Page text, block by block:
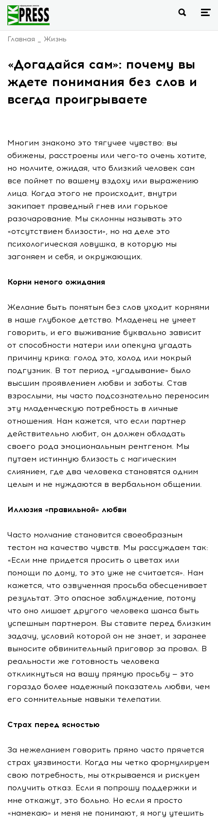
Главная Жизнь
«Догадайся сам»: почему вы
ждете понимания без слов и
всегда проигрываете
Многим знакомо это тягучее чувство: вы
обижены, расстроены или чего-то очень хотите,
но молчите, ожидая, что близкий человек сам
все поймет по вашему вздоху или выражению
лица. Когда этого не происходит, внутри
закипает праведный гнев или горькое
разочарование. Мы склонны называть это
«отсутствием близости», но на деле это
психологическая ловушка, в которую мы
загоняем и себя, и окружающих.
Корни немого ожидания
Желание быть понятым без слов уходит корнями
в наше глубокое детство. Младенец не умеет
говорить, и его выживание буквально зависит
от способности матери или опекуна угадать
причину крика: голод это, холод или мокрый
подгузник. В тот период «угадывание» было
высшим проявлением любви и заботы. Став
взрослыми, мы часто подсознательно переносим
эту младенческую потребность в личные
отношения. Нам кажется, что если партнер
действительно любит, он должен обладать
своего рода эмоциональным рентгеном. Мы
путаем истинную близость с магическим
слиянием, где два человека становятся одним
целым и не нуждаются в вербальном общении.
Иллюзия «правильной» любви
Часто молчание становится своеобразным
тестом на качество чувств. Мы рассуждаем так:
«Если мне придется просить о цветах или
помощи по дому, то это уже не считается». Нам
кажется, что озвученная просьба обесценивает
результат. Это опасное заблуждение, потому
что оно лишает другого человека шанса быть
успешным партнером. Вы ставите перед близким
задачу, условий которой он не знает, и заранее
выносите обвинительный приговор за провал. В
реальности же готовность человека
откликнуться на вашу прямую просьбу — это
гораздо более надежный показатель любви, чем
его сомнительные навыки телепатии.
Страх перед ясностью
За нежеланием говорить прямо часто прячется
страх уязвимости. Когда мы четко формулируем
свою потребность, мы открываемся и рискуем
получить отказ. Если я попрошу поддержки и
мне откажут, это больно. Но если я просто
«намекаю» и меня не понимают, я могу утешить